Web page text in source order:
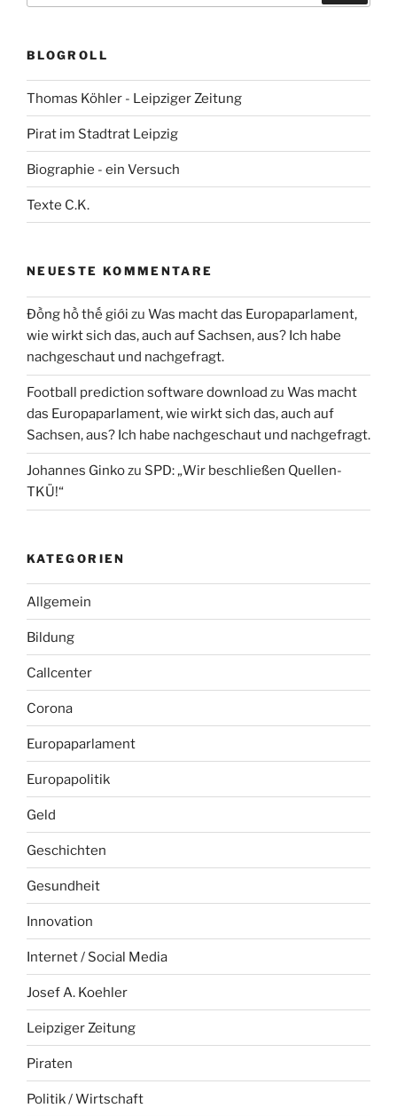
BLOGROLL
Thomas Köhler - Leipziger Zeitung
Pirat im Stadtrat Leipzig
Biographie - ein Versuch
Texte C.K.
NEUESTE KOMMENTARE
Đồng hồ thế giới zu Was macht das Europaparlament,
wie wirkt sich das, auch auf Sachsen, aus? Ich habe
nachgeschaut und nachgefragt.
Football prediction software download zu Was macht
das Europaparlament, wie wirkt sich das, auch auf
Sachsen, aus? Ich habe nachgeschaut und nachgefragt.
Johannes Ginkozu SPD: „Wir beschließen Quellen-
TKÜ!“
KATEGORIEN
Allgemein
Bildung
Callcenter
Corona
Europaparlament
Europapolitik
Geld
Geschichten
Gesundheit
Innovation
Internet / Social Media
Josef A. Koehler
Leipziger Zeitung
Piraten
Politik / Wirtschaft